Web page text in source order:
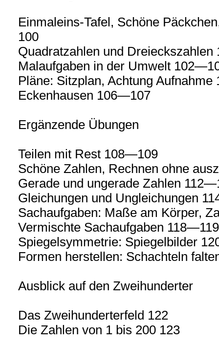
Einmaleins-Tafel, Schöne
100
Quadratzahlen und Dreieckszahlen
Malaufgaben in der Umwelt
Pläne: Sitzplan, Achtung
Eckenhausen 106—107
Ergänzende Übungen
Teilen mit Rest 108—109
Schöne Zahlen, Rechnen ohne
Gerade und ungerade Zahlen
Gleichungen und Ungleichungen
Sachaufgaben: Maße am Körper,
Vermischte Sachaufgaben 118—119
Spiegelsymmetrie: Spiegelbilder
Formen herstellen: Schachteln
Ausblick auf den Zweihunderter
Das Zweihunderterfeld 122
Die Zahlen von 1 bis 200 123